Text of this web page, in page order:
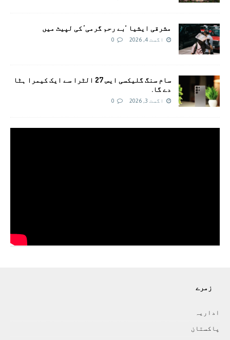
مشرقی ایشیا ‘بے رحم گرمی’ کی لپیٹ میں
اگست 4, 2026 0
سام سنگ گلیکسی ایس 27 الٹرا سے ایک کیمرا ہٹا
دے گا.
اگست 3, 2026 0
زمرے
اداريہ
پاکستان